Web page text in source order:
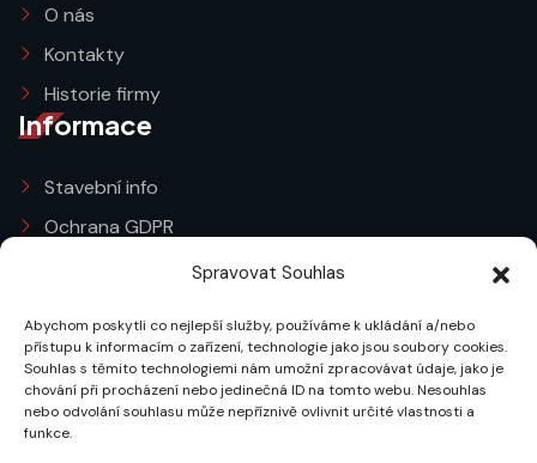
Spravovat Souhlas
Abychom poskytli co nejlepší služby, používáme k ukládání a/nebo
přístupu k informacím o zařízení, technologie jako jsou soubory cookies.
Souhlas s těmito technologiemi nám umožní zpracovávat údaje, jako je
chování při procházení nebo jedinečná ID na tomto webu. Nesouhlas
nebo odvolání souhlasu může nepříznivě ovlivnit určité vlastnosti a
funkce.
O nás
Kontakty
Historie firmy
Informace
Stavební info
Ochrana GDPR
Obchodní podmínky
Služby
Stavba střechy
Oprava střechy